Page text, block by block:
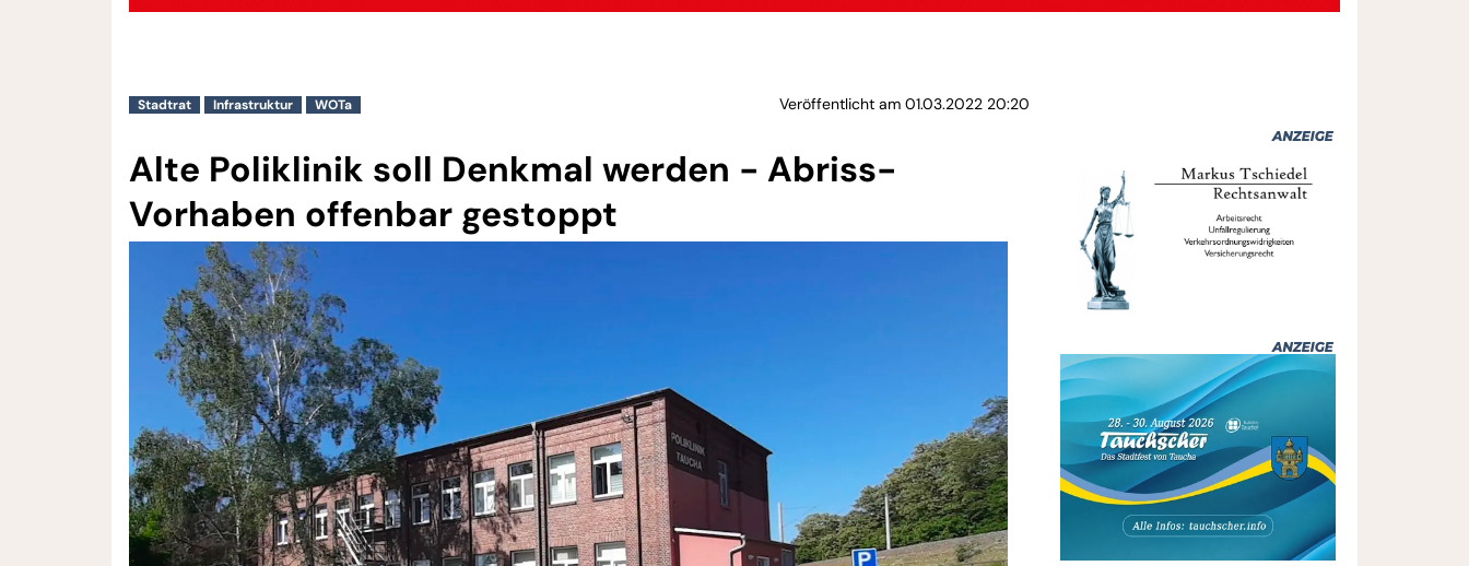
Stadtrat Infrastruktur WOTa Veröffentlicht am 01.03.2022 20:20
Alte Poliklinik soll Denkmal werden - Abriss-
Vorhaben offenbar gestoppt